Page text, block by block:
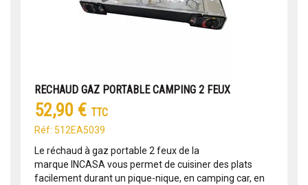
RECHAUD GAZ PORTABLE CAMPING 2 FEUX
52,90 € TTC
Réf: 512EA5039
Le réchaud à gaz portable 2 feux de la
marque INCASA vous permet de cuisiner des plats
facilement durant un pique-nique, en camping car, en